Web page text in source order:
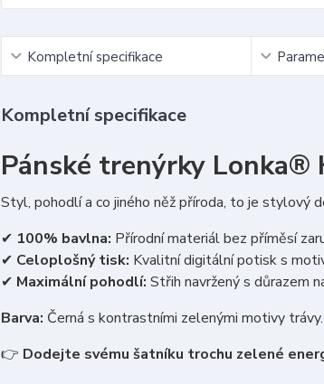
Kompletní specifikace
Kompletní specifikace
Pánské trenýrky Lonka®
Styl, pohodlí a co jiného něž příroda, to je stylový
✔ 100% bavlna: Přírodní materiál bez příměsí
✔ Celoplošný tisk: Kvalitní digitální potisk s
✔ Maximální pohodlí: Střih navržený s důrazem
Barva: Černá s kontrastními zelenými motivy trávy.
👉 Dodejte svému šatníku trochu zelené